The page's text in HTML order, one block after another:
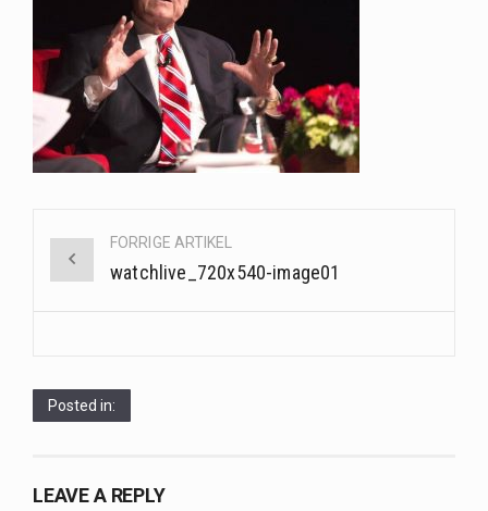
navigationFORRIGE ARTIKEL
watchlive_720x540-image01
Posted in:
LEAVE A REPLY